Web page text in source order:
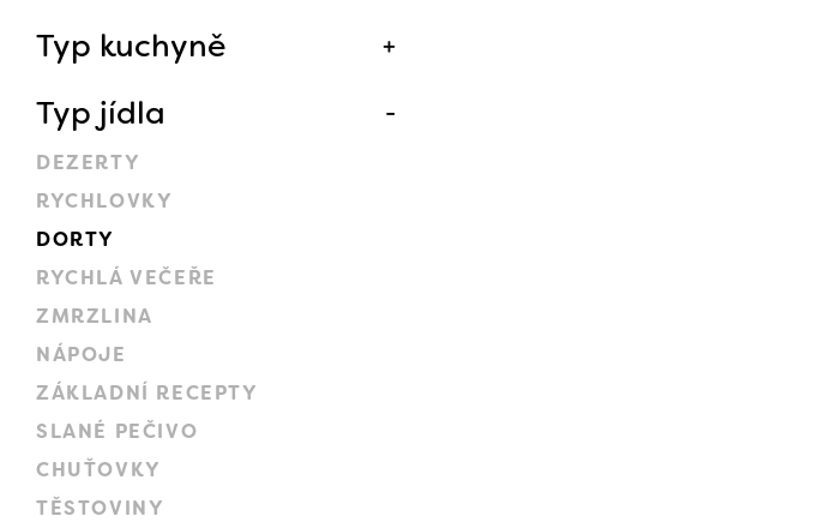
Typ kuchyně
Typ jídla
DEZERTY
RYCHLOVKY
DORTY
RYCHLÁ VEČEŘE
ZMRZLINA
NÁPOJE
ZÁKLADNÍ RECEPTY
SLANÉ PEČIVO
CHUŤOVKY
TĚSTOVINY